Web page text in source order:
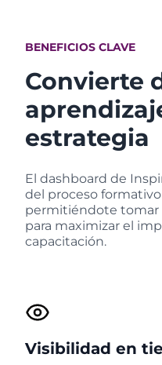
BENEFICIOS CLAVE
Convierte
estrategia
El dashboard de
del proceso
permitiéndote tomar
para maximizar el
capacitación.
Visibilidad en